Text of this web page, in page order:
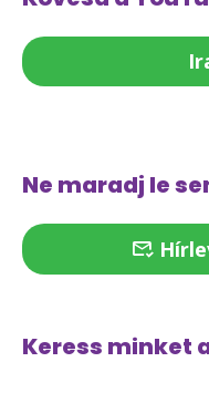
Ne maradj le
Keress minket